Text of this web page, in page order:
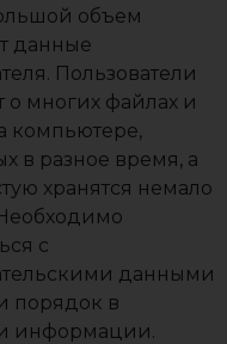
объем
данные
Пользователи
о многих файлах и
компьютере,
в разное время, а
хранятся немало
с
данными
порядок в
информации.